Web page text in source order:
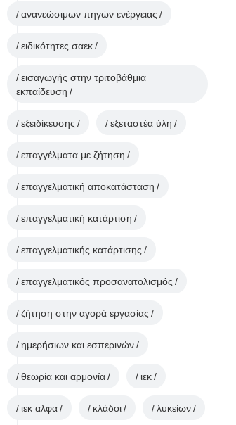
ανανεώσιμων πηγών ενέργειας
ειδικότητες σαεκ
εισαγωγής στην τριτοβάθμια
εκπαίδευση
εξειδίκευσης εξεταστέα ύλη
επαγγέλματα με ζήτηση
επαγγελματική αποκατάσταση
επαγγελματική κατάρτιση
επαγγελματικής κατάρτισης
επαγγελματικός προσανατολισμός
ζήτηση στην αγορά εργασίας
ημερήσιων και εσπερινών
θεωρία και αρμονία ιεκ
ιεκ αλφα κλάδοι λυκείων